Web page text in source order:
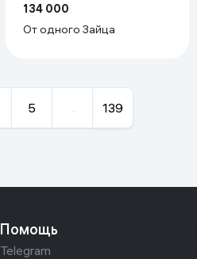
134 000
От одного Зайца
5 ... 139
Помощь
Telegram